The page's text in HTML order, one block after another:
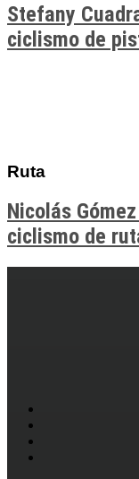
Stefany
ciclismo de
Ruta
Nicolás
ciclismo de